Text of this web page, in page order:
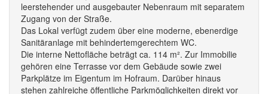
leerstehender und ausgebauter Nebenraum mit separatem
Zugang von der Straße.
Das Lokal verfügt zudem über eine moderne, ebenerdige
Sanitäranlage mit behindertemgerechtem WC.
Die interne Nettofläche beträgt ca. 114 m². Zur Immobilie
gehören eine Terrasse vor dem Gebäude sowie zwei
Parkplätze im Eigentum im Hofraum. Darüber hinaus
stehen zahlreiche öffentliche Parkmöglichkeiten direkt vor